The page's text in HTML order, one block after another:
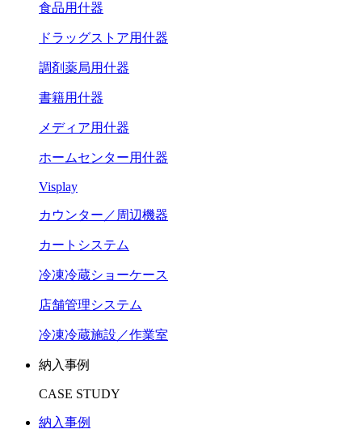
食品用什器
ドラッグストア用什器
調剤薬局用什器
書籍用什器
メディア用什器
ホームセンター用什器
Visplay
カウンター／周辺機器
カートシステム
冷凍冷蔵ショーケース
店舗管理システム
冷凍冷蔵施設／作業室
納入事例
CASE STUDY
納入事例